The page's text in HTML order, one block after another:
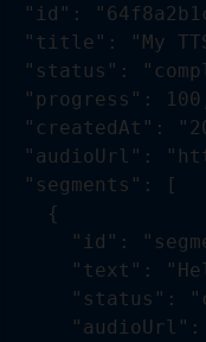
"id":
"title": "My
"status":
"progress":
"createdAt":
"audioUrl":
  "segments": [
    {
"id":
"text":
"status":